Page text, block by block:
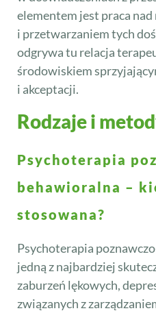
elementem jest praca
i przetwarzaniem tych
odgrywa tu relacja
środowiskiem
i akceptacji.
Rodzaje i
Psychoterapia
behawioralna –
stosowana?
Psychoterapia
jedną z najbardziej
zaburzeń lękowych,
związanych z